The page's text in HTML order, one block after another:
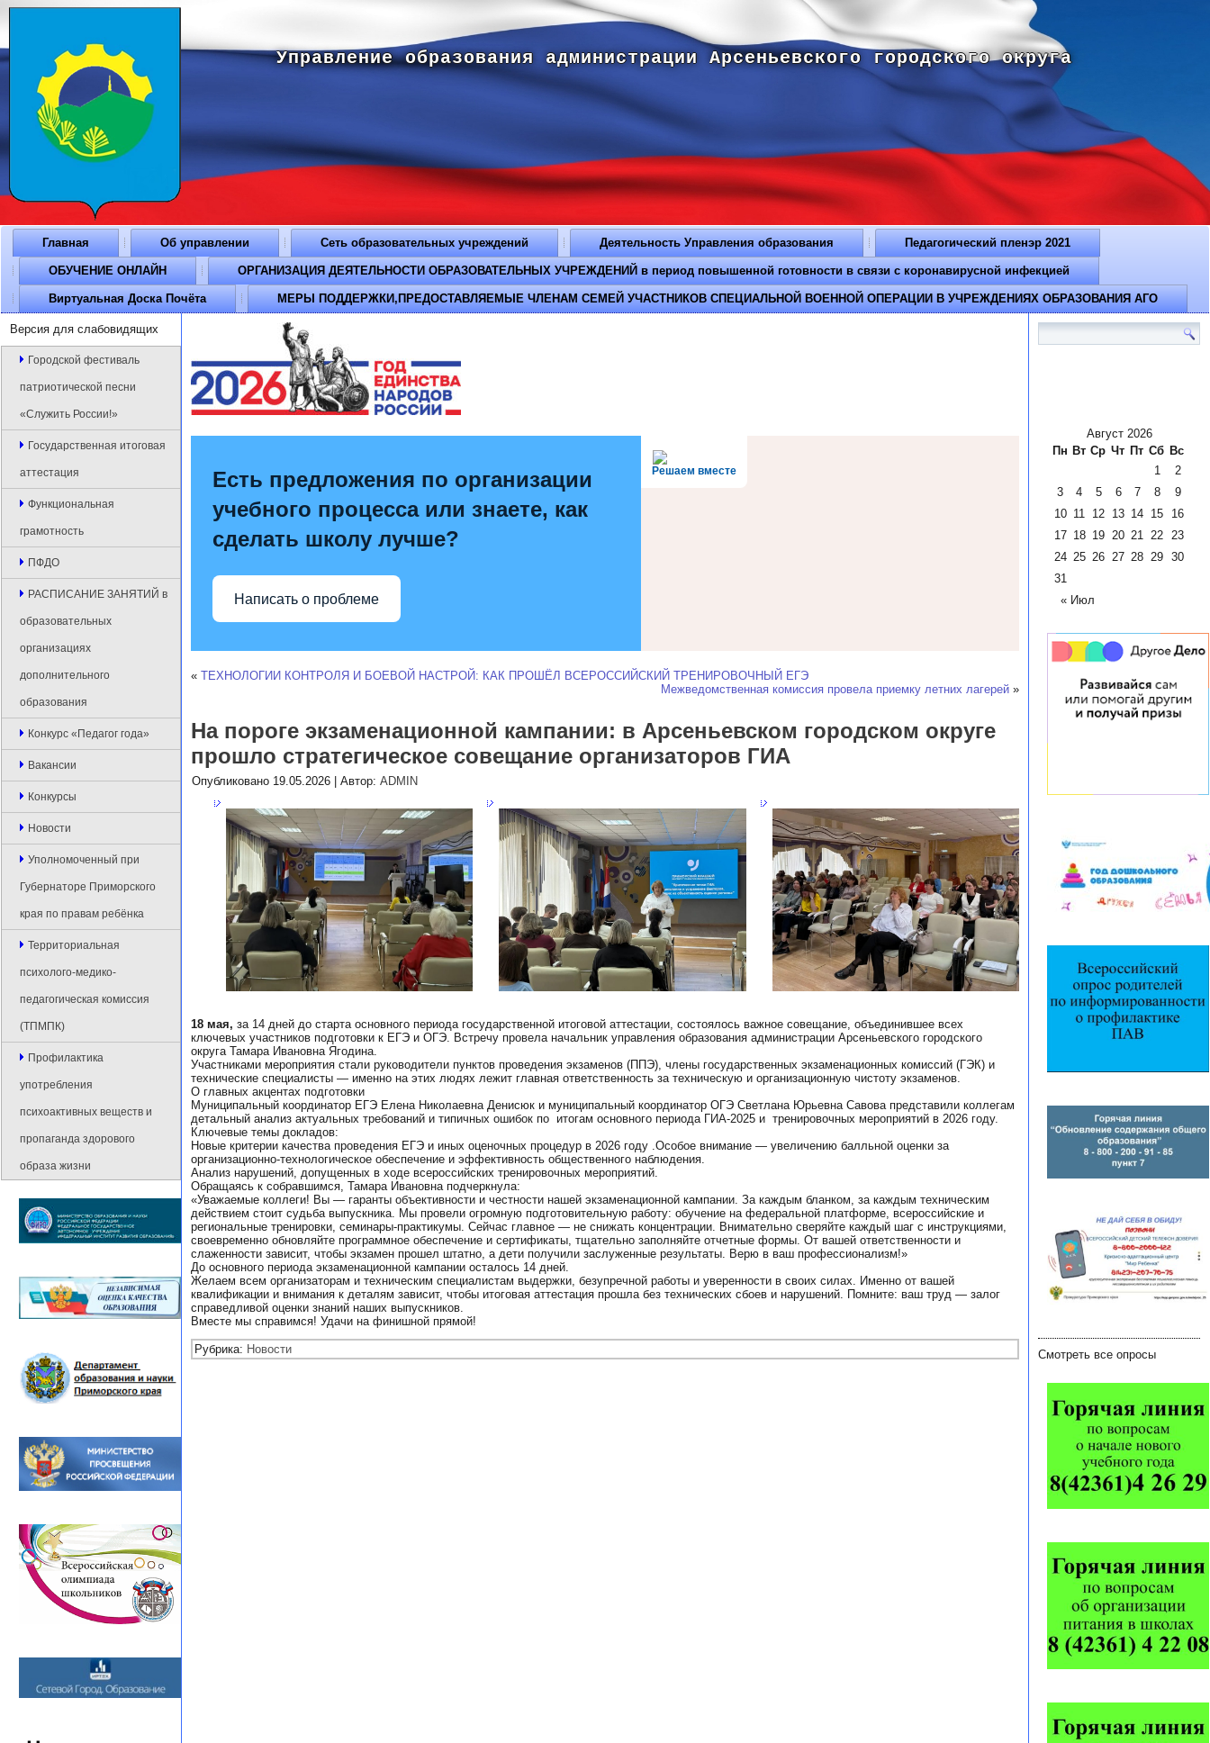
Управление образования администрации Арсеньевского городского округа
Главная Об управлении Сеть образовательных учреждений Деятельность Управления образования Педагогический пленэр 2021
ОБУЧЕНИЕ ОНЛАЙН ОРГАНИЗАЦИЯ ДЕЯТЕЛЬНОСТИ ОБРАЗОВАТЕЛЬНЫХ УЧРЕЖДЕНИЙ в период повышенной готовности в связи с коронавирусной инфекцией
Виртуальная Доска Почёта МЕРЫ ПОДДЕРЖКИ,ПРЕДОСТАВЛЯЕМЫЕ ЧЛЕНАМ СЕМЕЙ УЧАСТНИКОВ СПЕЦИАЛЬНОЙ ВОЕННОЙ ОПЕРАЦИИ В УЧРЕЖДЕНИЯХ ОБРАЗОВАНИЯ АГО
Версия для слабовидящих
Городской фестиваль
патриотической песни
«Служить России!»
Государственная итоговая
аттестация
Функциональная
грамотность
ПФДО
РАСПИСАНИЕ ЗАНЯТИЙ в
образовательных
организациях
дополнительного
образования
Конкурс «Педагог года»
Вакансии
Конкурсы
Новости
Уполномоченный при
Губернаторе Приморского
края по правам ребёнка
Территориальная
психолого-медико-
педагогическая комиссия
(ТПМПК)
Профилактика
употребления
психоактивных веществ и
пропаганда здорового
образа жизни
Решаем вместе
Есть предложения по организации
учебного процесса или знаете, как
сделать школу лучше?
Написать о проблеме
« ТЕХНОЛОГИИ КОНТРОЛЯ И БОЕВОЙ НАСТРОЙ: КАК ПРОШЁЛ ВСЕРОССИЙСКИЙ ТРЕНИРОВОЧНЫЙ ЕГЭ
Межведомственная комиссия провела приемку летних лагерей »
На пороге экзаменационной кампании: в Арсеньевском городском округе
прошло стратегическое совещание организаторов ГИА
Опубликовано 19.05.2026 Автор: ADMIN
18 мая, за 14 дней до старта основного периода государственной итоговой аттестации, состоялось важное совещание, объединившее всех
ключевых участников подготовки к ЕГЭ и ОГЭ. Встречу провела начальник управления образования администрации Арсеньевского городского
округа Тамара Ивановна Ягодина.
Участниками мероприятия стали руководители пунктов проведения экзаменов (ППЭ), члены государственных экзаменационных комиссий (ГЭК) и
технические специалисты — именно на этих людях лежит главная ответственность за техническую и организационную чистоту экзаменов.
О главных акцентах подготовки
Муниципальный координатор ЕГЭ Елена Николаевна Денисюк и муниципальный координатор ОГЭ Светлана Юрьевна Савова представили коллегам
детальный анализ актуальных требований и типичных ошибок по итогам основного периода ГИА-2025 и тренировочных мероприятий в 2026 году.
Ключевые темы докладов:
Новые критерии качества проведения ЕГЭ и иных оценочных процедур в 2026 году .Особое внимание — увеличению балльной оценки за
организационно-технологическое обеспечение и эффективность общественного наблюдения.
Анализ нарушений, допущенных в ходе всероссийских тренировочных мероприятий.
Обращаясь к собравшимся, Тамара Ивановна подчеркнула:
«Уважаемые коллеги! Вы — гаранты объективности и честности нашей экзаменационной кампании. За каждым бланком, за каждым техническим
действием стоит судьба выпускника. Мы провели огромную подготовительную работу: обучение на федеральной платформе, всероссийские и
региональные тренировки, семинары-практикумы. Сейчас главное — не снижать концентрации. Внимательно сверяйте каждый шаг с инструкциями,
своевременно обновляйте программное обеспечение и сертификаты, тщательно заполняйте отчетные формы. От вашей ответственности и
слаженности зависит, чтобы экзамен прошел штатно, а дети получили заслуженные результаты. Верю в ваш профессионализм!»
До основного периода экзаменационной кампании осталось 14 дней.
Желаем всем организаторам и техническим специалистам выдержки, безупречной работы и уверенности в своих силах. Именно от вашей
квалификации и внимания к деталям зависит, чтобы итоговая аттестация прошла без технических сбоев и нарушений. Помните: ваш труд — залог
справедливой оценки знаний наших выпускников.
Вместе мы справимся! Удачи на финишной прямой!
Рубрика: Новости
Август 2026
Пн Вт Ср Чт Пт Сб Вс
« Июл
1
2
3
4 5 6 7 8
9
10 11 12 13 14 15
16
17 18 19 20 21 22 23
24 25 26 27 28 29 30
31
Смотреть все опросы